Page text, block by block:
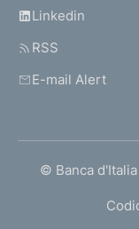
Linkedin
RSS
E-mail Alert
© Banca d'Italia